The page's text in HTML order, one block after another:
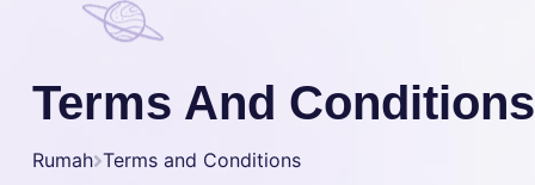
Terms And Conditions
Rumah Terms and Conditions